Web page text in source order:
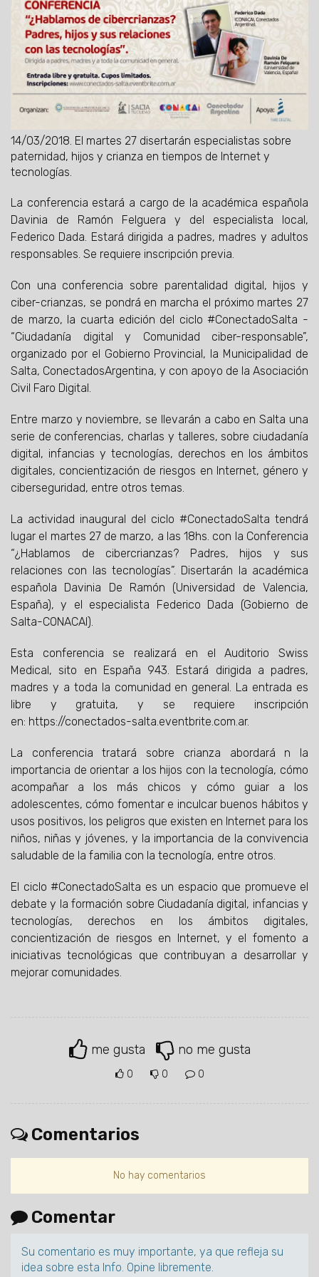
14/03/2018. El martes 27 disertarán especialistas sobre
paternidad, hijos y crianza en tiempos de Internet y
tecnologías.
La conferencia estará a cargo de la académica española
Davinia de Ramón Felguera y del especialista local,
Federico Dada. Estará dirigida a padres, madres y adultos
responsables. Se requiere inscripción previa.
Con una conferencia sobre parentalidad digital, hijos y
ciber-crianzas, se pondrá en marcha el próximo martes 27
de marzo, la cuarta edición del ciclo #ConectadoSalta -
“Ciudadanía digital y Comunidad ciber-responsable”,
organizado por el Gobierno Provincial, la Municipalidad de
Salta, ConectadosArgentina, y con apoyo de la Asociación
Civil Faro Digital.
Entre marzo y noviembre, se llevarán a cabo en Salta una
serie de conferencias, charlas y talleres, sobre ciudadanía
digital, infancias y tecnologías, derechos en los ámbitos
digitales, concientización de riesgos en Internet, género y
ciberseguridad, entre otros temas.
La actividad inaugural del ciclo #ConectadoSalta tendrá
lugar el martes 27 de marzo, a las 18hs. con la Conferencia
“¿Hablamos de cibercrianzas? Padres, hijos y sus
relaciones con las tecnologías”. Disertarán la académica
española Davinia De Ramón (Universidad de Valencia,
España), y el especialista Federico Dada (Gobierno de
Salta-CONACAI).
Esta conferencia se realizará en el Auditorio Swiss
Medical, sito en España 943. Estará dirigida a padres,
madres y a toda la comunidad en general. La entrada es
libre y gratuita, y se requiere inscripción
en: https://conectados-salta.eventbrite.com.ar.
La conferencia tratará sobre crianza abordará n la
importancia de orientar a los hijos con la tecnología, cómo
acompañar a los más chicos y cómo guiar a los
adolescentes, cómo fomentar e inculcar buenos hábitos y
usos positivos, los peligros que existen en Internet para los
niños, niñas y jóvenes, y la importancia de la convivencia
saludable de la familia con la tecnología, entre otros.
El ciclo #ConectadoSalta es un espacio que promueve el
debate y la formación sobre Ciudadanía digital, infancias y
tecnologías, derechos en los ámbitos digitales,
concientización de riesgos en Internet, y el fomento a
iniciativas tecnológicas que contribuyan a desarrollar y
mejorar comunidades.
me gusta no me gusta
0 0 0
Comentarios
No hay comentarios
Comentar
Su comentario es muy importante, ya que refleja su
idea sobre esta Info. Opine libremente.